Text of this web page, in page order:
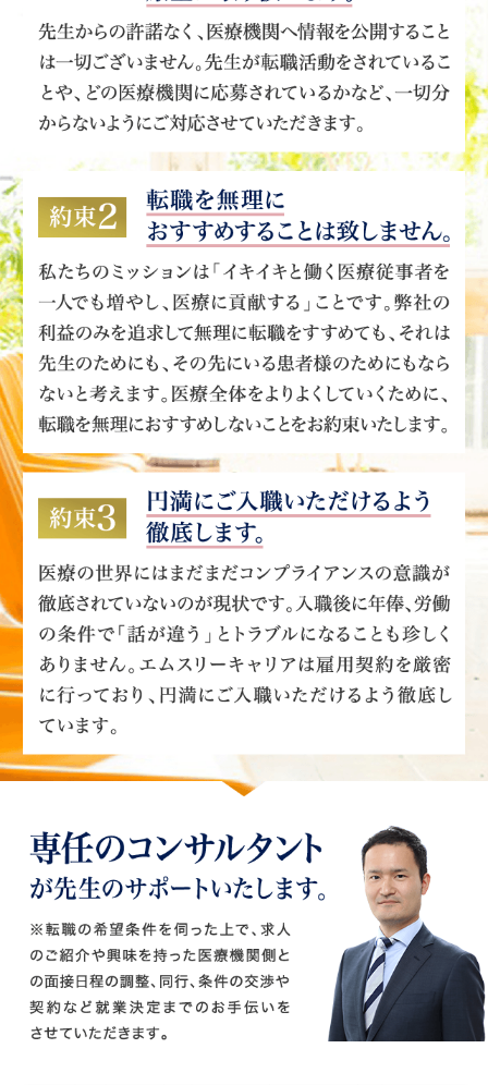
３つの約束 エムスリーキャリアで納得の転職をしていただく
約束1 個人情報は厳重に取り扱います。
先生からの許諾なく、医療機関へ情報を公開することは一切ご
ざいません。先生が転職活動をされていることや、どの医療機
関に応募されているかなど、一切分からないようにご対応させ
ていただきます。
約束2 転職を無理におすすめすることは致しません。
私たちのミッションは「イキイキと働く医療従事者を一人でも
増やし、医療に貢献する」ことです。弊社の利益のみを追求し